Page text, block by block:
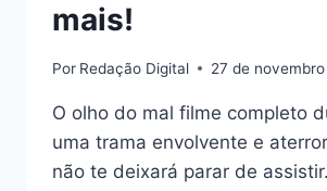
mais!
Por Redação Digital 27 de
O olho do mal filme completo
uma trama envolvente e
não te deixará parar de assistir.